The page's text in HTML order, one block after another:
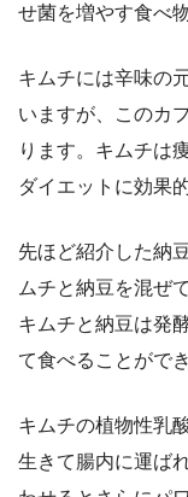
せ菌を増やす食べ
キムチには辛味の
いますが、このカ
ります。キムチは
ダイエットに効果
先ほど紹介した納
ムチと納豆を混ぜ
キムチと納豆は発
て食べることがで
キムチの植物性乳
生きて腸内に運ば